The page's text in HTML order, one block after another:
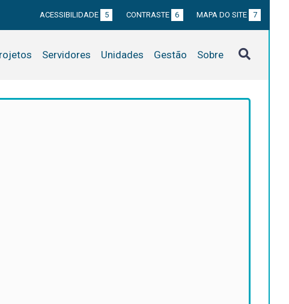
ACESSIBILIDADE 5 CONTRASTE 6 MAPA DO SITE 7
Servidores Unidades Gestão Sobre